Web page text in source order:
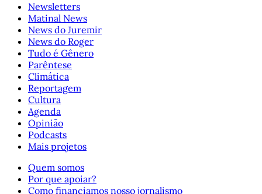
Newsletters
Matinal News
News do Juremir
News do Roger
Tudo é Gênero
Parêntese
Climática
Reportagem
Cultura
Agenda
Opinião
Podcasts
Mais projetos
Quem somos
Por que apoiar?
Como financiamos nosso jornalismo